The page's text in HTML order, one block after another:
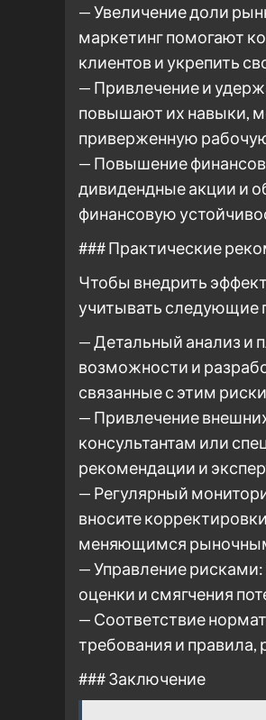
— Увеличение доли
маркетинг помогают
клиентов и укрепить
— Привлечение и
повышают их навыки,
приверженную
— Повышение
дивидендные акции и
финансовую
### Практические
Чтобы внедрить
учитывать следующие
— Детальный анализ и
возможности и
связанные с этим
— Привлечение
консультантам или
рекомендации и
— Регулярный
вносите
меняющимся
— Управление
оценки и смягчения
— Соответствие
требования и
### Заключение